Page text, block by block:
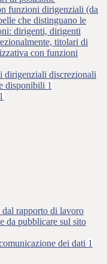
funzioni dirigenziali (da
che distinguano le
dirigenti, dirigenti
titolari di
con funzioni
dirigenziali discrezionali
disponibili 1
1
rapporto di lavoro
da pubblicare sul sito
dei dati 1